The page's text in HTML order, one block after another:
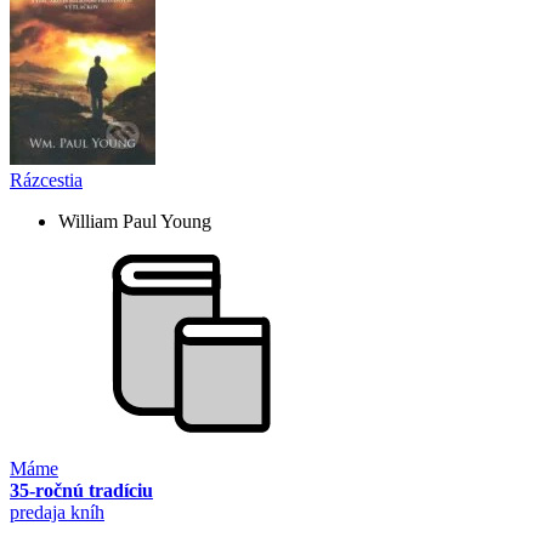
Rázcestia
William Paul Young
Máme
35-ročnú tradíciu
predaja kníh